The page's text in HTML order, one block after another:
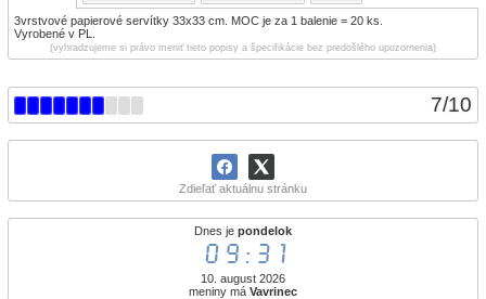
7/10
Zdieľať aktuálnu stránku
Dnes je pondelok
09:31
10. august 2026
meniny má Vavrinec
3vrstvové papierové servítky 33x33 cm. MOC je za 1 balenie = 20 ks.
Vyrobené v PL.
(vyhradzujeme si právo meniť tieto popisy a špecifikácie bez predošlého upozornenia)